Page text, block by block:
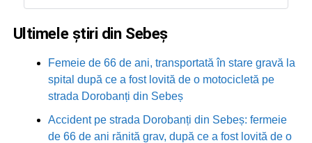
Ultimele știri din Sebeș
Femeie de 66 de ani, transportată în stare gravă la
spital după ce a fost lovită de o motocicletă pe
strada Dorobanți din Sebeș
Accident pe strada Dorobanți din Sebeș: fermeie
de 66 de ani rănită grav, după ce a fost lovită de o